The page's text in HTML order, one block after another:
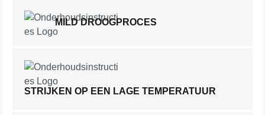
MILD DROOGPROCES
STRIJKEN OP EEN LAGE TEMPERATUUR